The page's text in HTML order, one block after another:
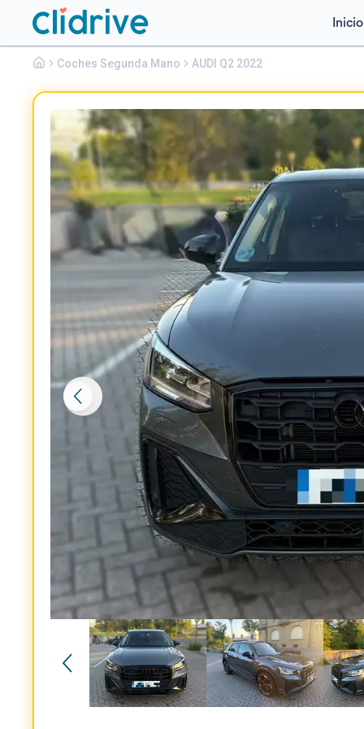
Inicio
Coches Segunda Mano AUDI Q2 2022
AudiQ2
BLACK LINE 35 TFSI 110KW S TRONIC